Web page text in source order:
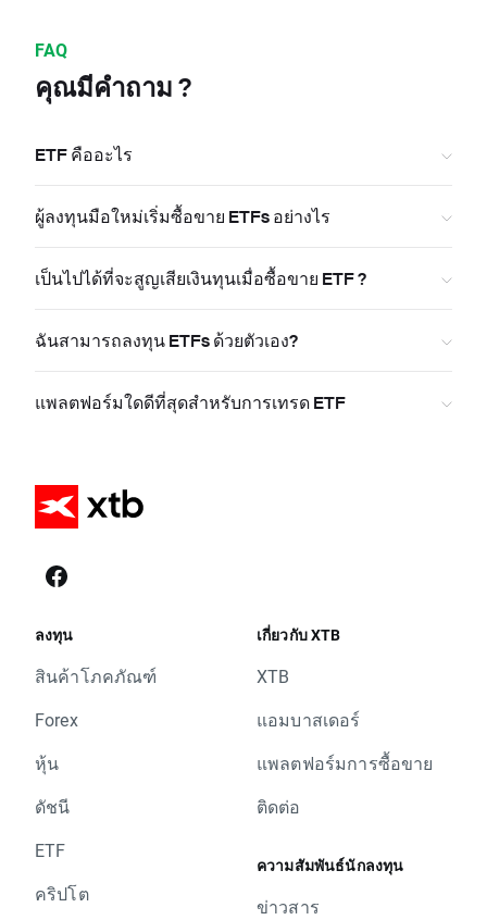
FAQ
คุณมีคำถาม ?
ETF คืออะไร
ผู้ลงทุนมือใหม่เริ่มซื้อขาย ETFs อย่างไร
เป็นไปได้ที่จะสูญเสียเงินทุนเมื่อซื้อขาย ETF ?
ฉันสามารถลงทุน ETFs ด้วยตัวเอง?
แพลตฟอร์มใดดีที่สุดสำหรับการเทรด ETF
ลงทุน
สินค้าโภคภัณฑ์
Forex
หุ้น
ดัชนี
ETF
คริปโต
เกี่ยวกับ XTB
XTB
แอมบาสเดอร์
แพลตฟอร์มการซื้อขาย
ติดต่อ
ความสัมพันธ์นักลงทุน
ข่าวสาร